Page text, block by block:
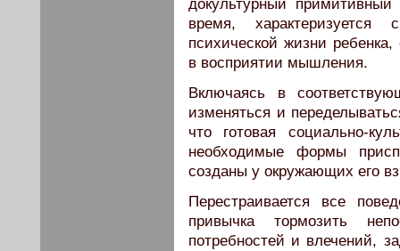
докультурный
время, характеризуется
психической жизни
в восприятии мышления.
Включаясь в
изменяться и
что готовая социально-
необходимые формы
созданы у окружающих его
Перестраивается все
привычка тормозить
потребностей и влечений,